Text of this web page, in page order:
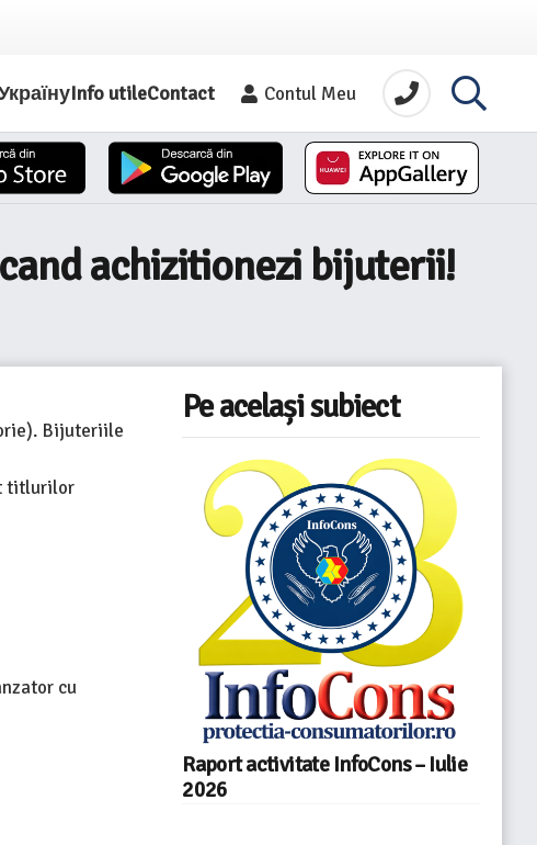
Info utileContact Contul Meu
achizitionezi bijuterii!
Bijuteriile
titlurilor
cu
Pe același subiect
Raport activitate InfoCons – Iulie
2026